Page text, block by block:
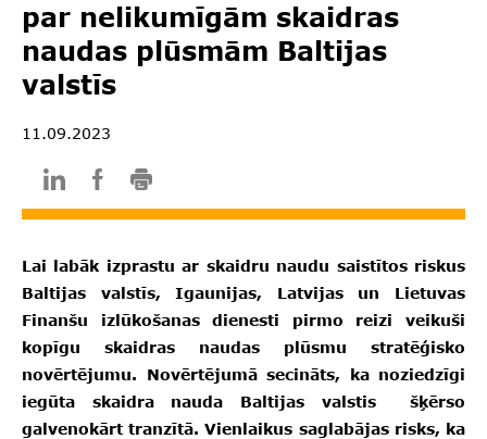
par nelikumīgām skaidras
naudas plūsmām Baltijas
valstīs
11.09.2023
Lai labāk izprastu ar skaidru naudu saistītos riskus
Baltijas valstīs, Igaunijas, Latvijas un Lietuvas
Finanšu izlūkošanas dienesti pirmo reizi veikuši
kopīgu skaidras naudas plūsmu stratēģisko
novērtējumu. Novērtējumā secināts, ka noziedzīgi
iegūta skaidra nauda Baltijas valstis šķērso
galvenokārt tranzītā. Vienlaikus saglabājas risks, ka